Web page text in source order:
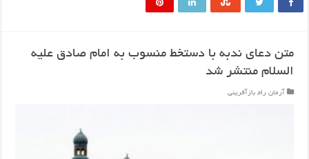
متن دعای ندبه با دستخط منسوب به امام صادق علیه
السلام منتشر شد
آرمان راه, بازآفرینی